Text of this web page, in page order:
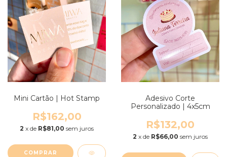
Mini Cartão | Hot Stamp
R$162,00
2 x de R$81,00 sem juros
COMPRAR
Adesivo Corte
Personalizado | 4x5cm
R$132,00
2 x de R$66,00 sem juros